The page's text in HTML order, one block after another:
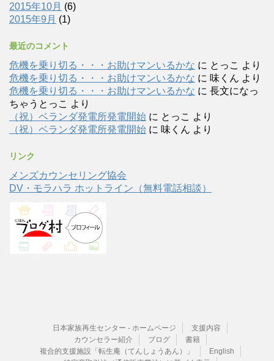
2015年10月 (6)
2015年9月 (1)
最近のコメント
危機を乗り切る・・・お助けマンいるかな に とっこ より
危機を乗り切る・・・お助けマンいるかな に 味くん より
危機を乗り切る・・・お助けマンいるかな に 長文になっ
ちゃうとっこ より
（祝）ベランダ発電所発電開始 に とっこ より
（祝）ベランダ発電所発電開始 に 味くん より
リンク
メンズカウンセリング協会
DV・モラハラ ホットライン（無料電話相談）
日本家族再生センター - ホームページ
支援内容
カウンセラー紹介
ブログ
書籍
複合的支援施設「転生庵（てんしょうあん）」
English